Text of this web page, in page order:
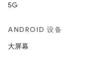
5G
ANDROID 设备
大屏幕